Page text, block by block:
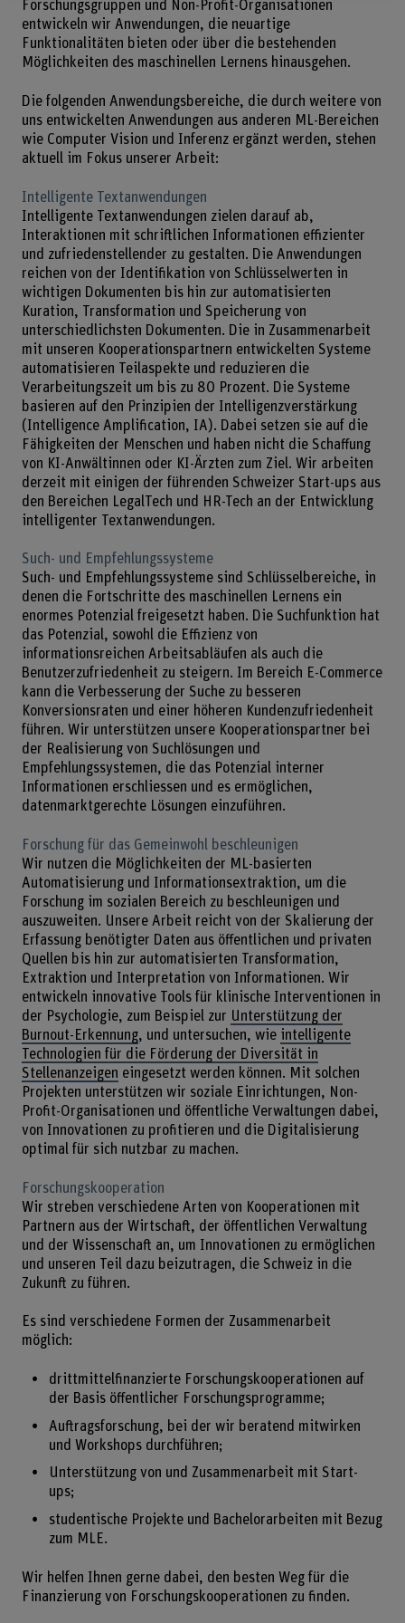
Forschungsgruppen und Non-Profit-Organisationen
entwickeln wir Anwendungen, die neuartige
Funktionalitäten bieten oder über die bestehenden
Möglichkeiten des maschinellen Lernens hinausgehen.
Die folgenden Anwendungsbereiche, die durch weitere von
uns entwickelten Anwendungen aus anderen ML-Bereichen
wie Computer Vision und Inferenz ergänzt werden, stehen
aktuell im Fokus unserer Arbeit:
Intelligente Textanwendungen
Intelligente Textanwendungen zielen darauf ab,
Interaktionen mit schriftlichen Informationen effizienter
und zufriedenstellender zu gestalten. Die Anwendungen
reichen von der Identifikation von Schlüsselwerten in
wichtigen Dokumenten bis hin zur automatisierten
Kuration, Transformation und Speicherung von
unterschiedlichsten Dokumenten. Die in Zusammenarbeit
mit unseren Kooperationspartnern entwickelten Systeme
automatisieren Teilaspekte und reduzieren die
Verarbeitungszeit um bis zu 80 Prozent. Die Systeme
basieren auf den Prinzipien der Intelligenzverstärkung
(Intelligence Amplification, IA). Dabei setzen sie auf die
Fähigkeiten der Menschen und haben nicht die Schaffung
von KI-Anwältinnen oder KI-Ärzten zum Ziel. Wir arbeiten
derzeit mit einigen der führenden Schweizer Start-ups aus
den Bereichen LegalTech und HR-Tech an der Entwicklung
intelligenter Textanwendungen.
Such- und Empfehlungssysteme
Such- und Empfehlungssysteme sind Schlüsselbereiche, in
denen die Fortschritte des maschinellen Lernens ein
enormes Potenzial freigesetzt haben. Die Suchfunktion hat
das Potenzial, sowohl die Effizienz von
informationsreichen Arbeitsabläufen als auch die
Benutzerzufriedenheit zu steigern. Im Bereich E-Commerce
kann die Verbesserung der Suche zu besseren
Konversionsraten und einer höheren Kundenzufriedenheit
führen. Wir unterstützen unsere Kooperationspartner bei
der Realisierung von Suchlösungen und
Empfehlungssystemen, die das Potenzial interner
Informationen erschliessen und es ermöglichen,
datenmarktgerechte Lösungen einzuführen.
Forschung für das Gemeinwohl beschleunigen
Wir nutzen die Möglichkeiten der ML-basierten
Automatisierung und Informationsextraktion, um die
Forschung im sozialen Bereich zu beschleunigen und
auszuweiten. Unsere Arbeit reicht von der Skalierung der
Erfassung benötigter Daten aus öffentlichen und privaten
Quellen bis hin zur automatisierten Transformation,
Extraktion und Interpretation von Informationen. Wir
entwickeln innovative Tools für klinische Interventionen in
der Psychologie, zum Beispiel zur Unterstützung der
Burnout-Erkennung, und untersuchen, wie intelligente
Technologien für die Förderung der Diversität in
Stellenanzeigen eingesetzt werden können. Mit solchen
Projekten unterstützen wir soziale Einrichtungen, Non-
Profit-Organisationen und öffentliche Verwaltungen dabei,
von Innovationen zu profitieren und die Digitalisierung
optimal für sich nutzbar zu machen.
Forschungskooperation
Wir streben verschiedene Arten von Kooperationen mit
Partnern aus der Wirtschaft, der öffentlichen Verwaltung
und der Wissenschaft an, um Innovationen zu ermöglichen
und unseren Teil dazu beizutragen, die Schweiz in die
Zukunft zu führen.
Es sind verschiedene Formen der Zusammenarbeit
möglich:
drittmittelfinanzierte Forschungskooperationen auf
der Basis öffentlicher Forschungsprogramme;
Auftragsforschung, bei der wir beratend mitwirken
und Workshops durchführen;
Unterstützung von und Zusammenarbeit mit Start-
ups;
studentische Projekte und Bachelorarbeiten mit Bezug
zum MLE.
Wir helfen Ihnen gerne dabei, den besten Weg für die
Finanzierung von Forschungskooperationen zu finden.